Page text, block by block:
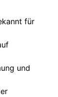
für
und